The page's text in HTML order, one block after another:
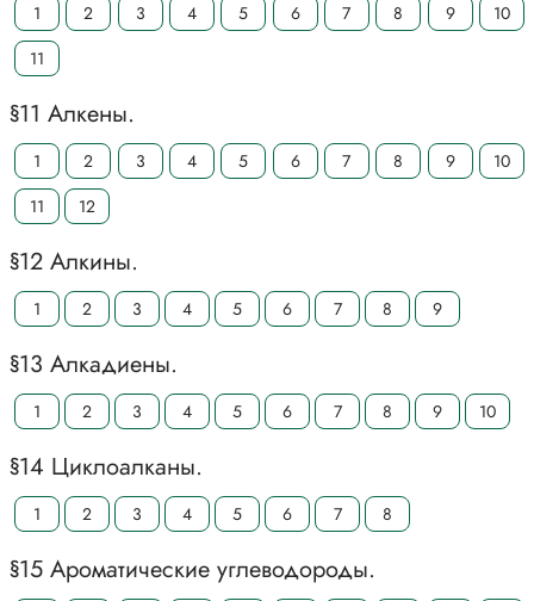
1 2 3 4 5 6 7 8 9
10
11
§11 Алкены.
1 2 3 4 5 6 7 8 9
10
11
12
§12 Алкины.
1 2 3 4 5 6 7 8 9
§13 Алкадиены.
1 2 3 4 5 6 7 8 9 10
§14 Циклоалканы.
1 2 3 4 5 6 7 8
§15 Ароматические углеводороды.